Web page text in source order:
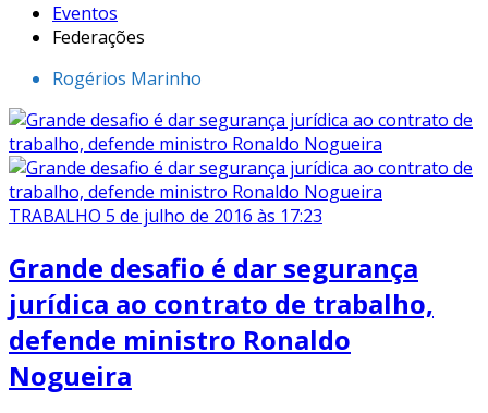
Eventos
Federações
Rogérios Marinho
TRABALHO 5 de julho de 2016 às 17:23
Grande desafio é dar segurança
jurídica ao contrato de trabalho,
defende ministro Ronaldo
Nogueira